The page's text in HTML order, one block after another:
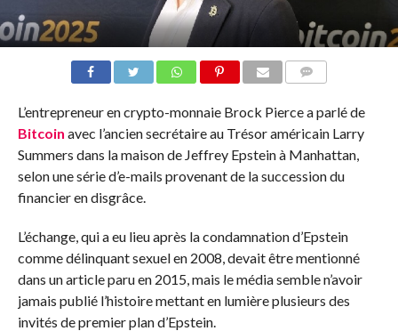
L’entrepreneur en crypto-monnaie Brock Pierce a parlé de
Bitcoin avec l’ancien secrétaire au Trésor américain Larry
Summers dans la maison de Jeffrey Epstein à Manhattan,
selon une série d’e-mails provenant de la succession du
financier en disgrâce.
L’échange, qui a eu lieu après la condamnation d’Epstein
comme délinquant sexuel en 2008, devait être mentionné
dans un article paru en 2015, mais le média semble n’avoir
jamais publié l’histoire mettant en lumière plusieurs des
invités de premier plan d’Epstein.